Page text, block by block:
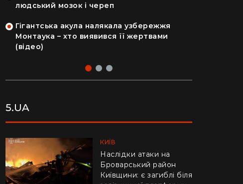
Як випадок та смажене м'ясо змінили
Гігантська акула налякала узбережжя
Монтаука – хто виявився її жертвами
КИЇВ
Наслідки атаки на
Броварський район